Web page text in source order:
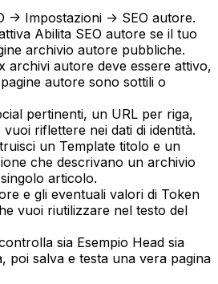
-> Impostazioni -> SEO autore.
Abilita SEO autore se il tuo
archivio autore pubbliche.
archivi autore deve essere attivo,
autore sono sottili o
pertinenti, un URL per riga,
riflettere nei dati di identità.
un Template titolo e un
che descrivano un archivio
articolo.
e gli eventuali valori di Token
vuoi riutilizzare nel testo del
sia Esempio Head sia
, poi salva e testa una vera pagina